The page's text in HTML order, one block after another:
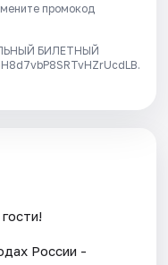
промокод
БИЛЕТНЫЙ
России -